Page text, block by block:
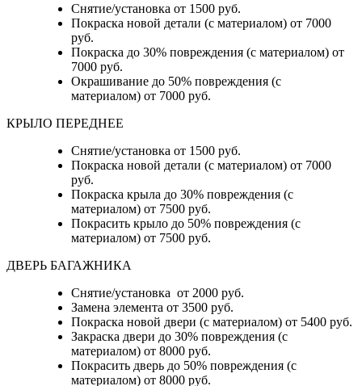
Снятие/установка от 1500 руб.
Покраска новой детали (с материалом) от 7000
руб.
Покраска до 30% повреждения (с материалом) от
7000 руб.
Окрашивание до 50% повреждения (с
материалом) от 7000 руб.
КРЫЛО ПЕРЕДНЕЕ
Снятие/установка от 1500 руб.
Покраска новой детали (с материалом) от 7000
руб.
Покраска крыла до 30% повреждения (с
материалом) от 7500 руб.
Покрасить крыло до 50% повреждения (с
материалом) от 7500 руб.
ДВЕРЬ БАГАЖНИКА
Снятие/установка от 2000 руб.
Замена элемента от 3500 руб.
Покраска новой двери (с материалом) от 5400 руб.
Закраска двери до 30% повреждения (с
материалом) от 8000 руб.
Покрасить дверь до 50% повреждения (с
материалом) от 8000 руб.